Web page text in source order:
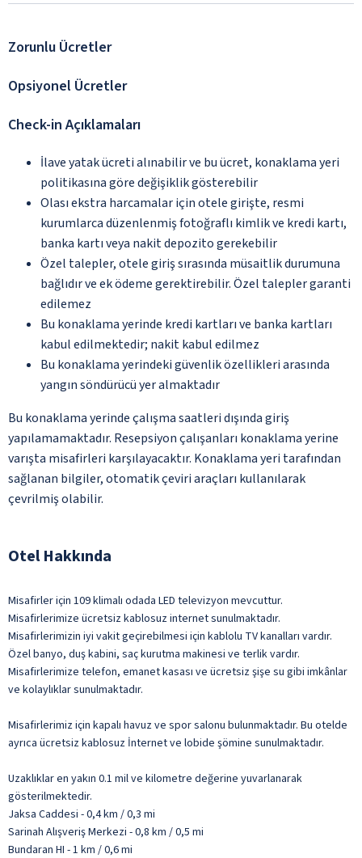
Zorunlu Ücretler
Opsiyonel Ücretler
Check-in Açıklamaları
İlave yatak ücreti alınabilir ve bu ücret, konaklama yeri
politikasına göre değişiklik gösterebilir
Olası ekstra harcamalar için otele girişte, resmi
kurumlarca düzenlenmiş fotoğraflı kimlik ve kredi kartı,
banka kartı veya nakit depozito gerekebilir
Özel talepler, otele giriş sırasında müsaitlik durumuna
bağlıdır ve ek ödeme gerektirebilir. Özel talepler garanti
edilemez
Bu konaklama yerinde kredi kartları ve banka kartları
kabul edilmektedir; nakit kabul edilmez
Bu konaklama yerindeki güvenlik özellikleri arasında
yangın söndürücü yer almaktadır
Bu konaklama yerinde çalışma saatleri dışında giriş
yapılamamaktadır. Resepsiyon çalışanları konaklama yerine
varışta misafirleri karşılayacaktır. Konaklama yeri tarafından
sağlanan bilgiler, otomatik çeviri araçları kullanılarak
çevrilmiş olabilir.
Otel Hakkında
Misafirler için 109 klimalı odada LED televizyon mevcuttur.
Misafirlerimize ücretsiz kablosuz internet sunulmaktadır.
Misafirlerimizin iyi vakit geçirebilmesi için kablolu TV kanalları vardır.
Özel banyo, duş kabini, saç kurutma makinesi ve terlik vardır.
Misafirlerimize telefon, emanet kasası ve ücretsiz şişe su gibi imkânlar
ve kolaylıklar sunulmaktadır.
Misafirlerimiz için kapalı havuz ve spor salonu bulunmaktadır. Bu otelde
ayrıca ücretsiz kablosuz İnternet ve lobide şömine sunulmaktadır.
Uzaklıklar en yakın 0.1 mil ve kilometre değerine yuvarlanarak
gösterilmektedir.
Jaksa Caddesi - 0,4 km / 0,3 mi
Sarinah Alışveriş Merkezi - 0,8 km / 0,5 mi
Bundaran HI - 1 km / 0,6 mi